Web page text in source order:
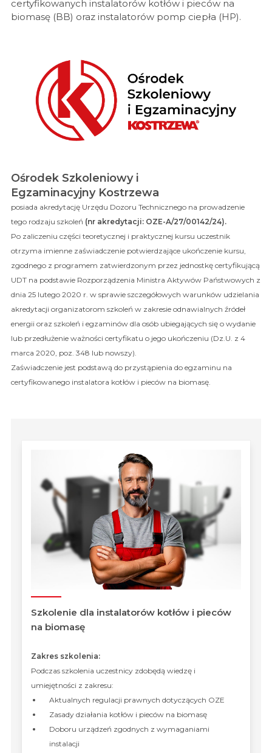
certyfikowanych instalatorów kotłów i pieców na
biomasę (BB) oraz instalatorów pomp ciepła (HP).
Ośrodek Szkoleniowy i
Egzaminacyjny Kostrzewa
posiada akredytację Urzędu Dozoru Technicznego na prowadzenie
tego rodzaju szkoleń (nr akredytacji: OZE-A/27/00142/24).
Po zaliczeniu części teoretycznej i praktycznej kursu uczestnik
otrzyma imienne zaświadczenie potwierdzające ukończenie kursu,
zgodnego z programem zatwierdzonym przez jednostkę certyfikującą
UDT na podstawie Rozporządzenia Ministra Aktywów Państwowych z
dnia 25 lutego 2020 r. w sprawie szczegółowych warunków udzielania
akredytacji organizatorom szkoleń w zakresie odnawialnych źródeł
energii oraz szkoleń i egzaminów dla osób ubiegających się o wydanie
lub przedłużenie ważności certyfikatu o jego ukończeniu (Dz.U. z 4
marca 2020, poz. 348 lub nowszy).
Zaświadczenie jest podstawą do przystąpienia do egzaminu na
certyfikowanego instalatora kotłów i pieców na biomasę.
Szkolenie dla instalatorów kotłów i pieców
na biomasę
Zakres szkolenia:
Podczas szkolenia uczestnicy zdobędą wiedzę i
umiejętności z zakresu:
Aktualnych regulacji prawnych dotyczących OZE
Zasady działania kotłów i pieców na biomasę
Doboru urządzeń zgodnych z wymaganiami
instalacji